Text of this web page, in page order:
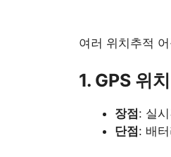
여러 위치추적
1. GPS 위
장점 : 실
단점 : 배